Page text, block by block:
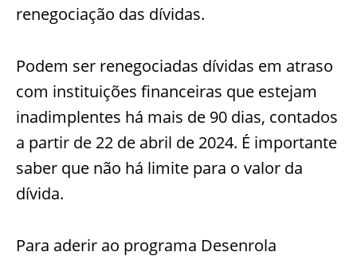
renegociação das dívidas.
Podem ser renegociadas dívidas em atraso
com instituições financeiras que estejam
inadimplentes há mais de 90 dias, contados
a partir de 22 de abril de 2024. É importante
saber que não há limite para o valor da
dívida.
Para aderir ao programa Desenrola